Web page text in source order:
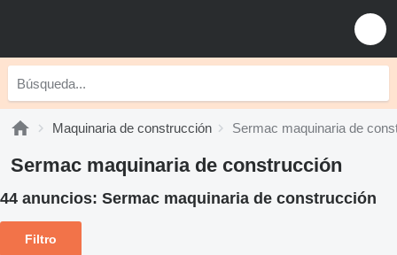
Maquinaria de construcción Sermac maquinaria de
Sermac maquinaria de construcción
44 anuncios: Sermac maquinaria de construcción
Filtro